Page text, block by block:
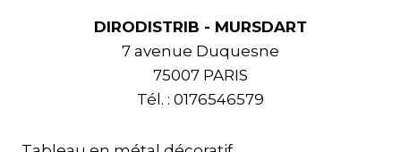
DIRODISTRIB - MURSDART
7 avenue Duquesne
75007 PARIS
Tél. : 0176546579